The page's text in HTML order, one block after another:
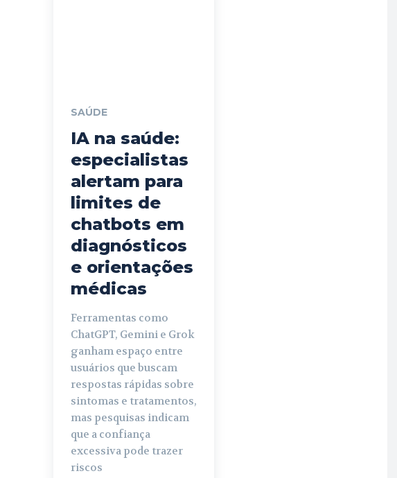
SAÚDE
IA na saúde:
especialistas
alertam para
limites de
chatbots em
diagnósticos
e orientações
médicas
Ferramentas como
ChatGPT, Gemini e Grok
ganham espaço entre
usuários que buscam
respostas rápidas sobre
sintomas e tratamentos,
mas pesquisas indicam
que a confiança
excessiva pode trazer
riscos